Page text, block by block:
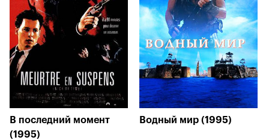
В последний момент
(1995)
Водный мир (1995)